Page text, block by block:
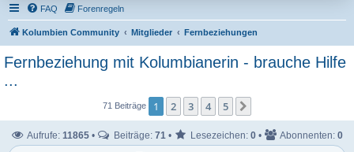
FAQ Forenregeln
Kolumbien Community Mitglieder Fernbeziehungen
Fernbeziehung mit Kolumbianerin - brauche Hilfe
...
71 Beiträge 1 2 3 4 5
Aufrufe: 11865 • Beiträge: 71 • Lesezeichen: 0 • Abonnenten: 0